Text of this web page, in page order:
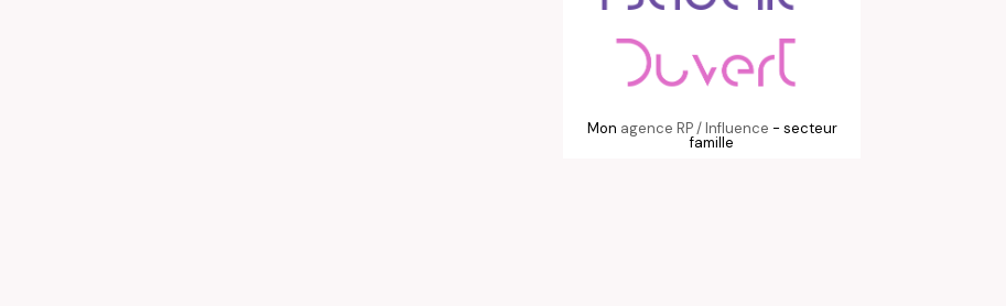
Mon agence RP / Influence - secteur
famille